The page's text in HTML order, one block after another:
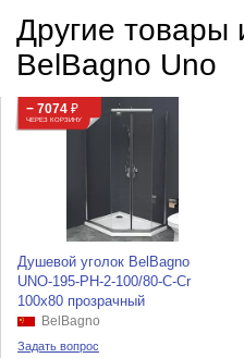
Другие товары
BelBagno Uno
− 7074 ₽
ЧЕРЕЗ КОРЗИНУ
Душевой уголок BelBagno
UNO-195-PH-2-100/80-C-Cr
100x80 прозрачный
BelBagno
Задать вопрос